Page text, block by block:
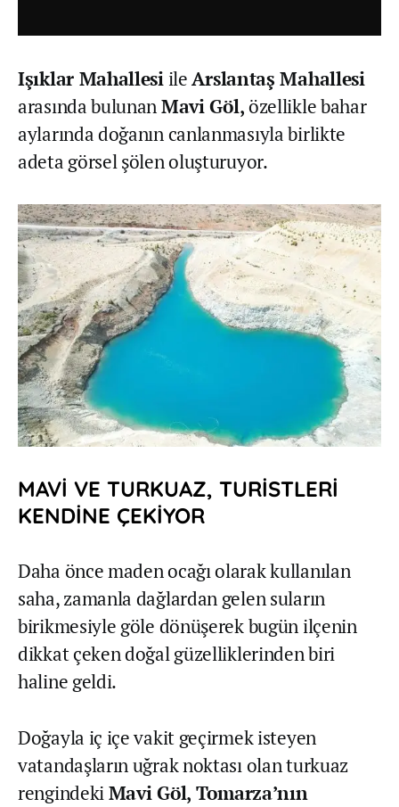
Işıklar MahallesiileArslantaş Mahallesi
arasında bulunanMavi Göl,özellikle bahar
aylarında doğanın canlanmasıyla birlikte
adeta görsel şölen oluşturuyor.
MAVİ VE TURKUAZ, TURİSTLERİ
KENDİNE ÇEKİYOR
Daha önce maden ocağı olarak kullanılan
saha, zamanla dağlardan gelen suların
birikmesiyle göle dönüşerek bugün ilçenin
dikkat çeken doğal güzelliklerinden biri
haline geldi.
Doğayla iç içe vakit geçirmek isteyen
vatandaşların uğrak noktası olan turkuaz
rengindekiMavi Göl, Tomarza’nın